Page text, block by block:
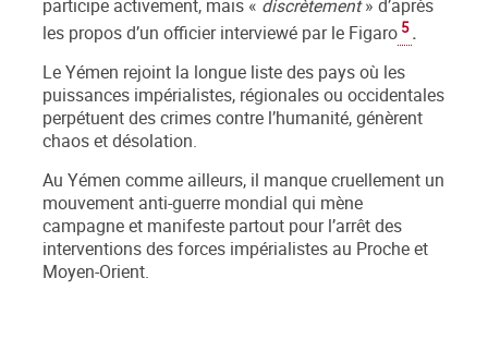
participe activement, mais « discrètement» d’après
les propos d’un officier interviewé par le Figaro 5 .
Le Yémen rejoint la longue liste des pays où les
puissances impérialistes, régionales ou occidentales
perpétuent des crimes contre l’humanité, génèrent
chaos et désolation.
Au Yémen comme ailleurs, il manque cruellement un
mouvement anti-guerre mondial qui mène
campagne et manifeste partout pour l’arrêt des
interventions des forces impérialistes au Proche et
Moyen-Orient.